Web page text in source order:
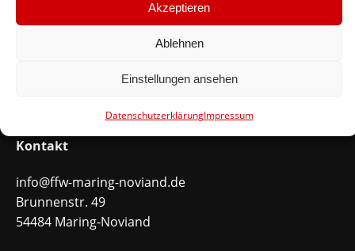
Akzeptieren
Ablehnen
Einstellungen ansehen
DatenschutzerklärungImpressum
Schnellinks
Kontakt
info@ffw-maring-noviand.de
Brunnenstr. 49
54484 Maring-Noviand